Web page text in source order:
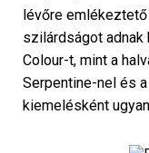
lévőre
szilárdságot adnak
Colour-t, mint a
Serpentine-nel és
kiemelésként